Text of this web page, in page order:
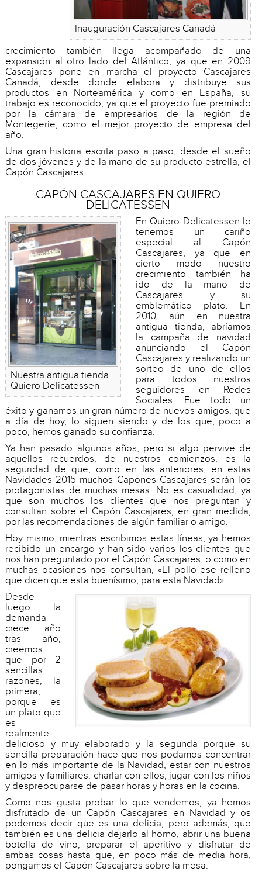
Inauguración Cascajares Canadá
crecimiento también llega acompañado de una
expansión al otro lado del Atlántico, ya que en 2009
Cascajares pone en marcha el proyecto Cascajares
Canadá, desde donde elabora y distribuye sus
productos en Norteamérica y como en España, su
trabajo es reconocido, ya que el proyecto fue premiado
por la cámara de empresarios de la región de
Montegerie, como el mejor proyecto de empresa del
año.
Una gran historia escrita paso a paso, desde el sueño
de dos jóvenes y de la mano de su producto estrella, el
Capón Cascajares.
CAPÓN CASCAJARES EN QUIERO
DELICATESSEN
Nuestra antigua tienda
Quiero Delicatessen
En Quiero Delicatessen le
tenemos un cariño
especial al Capón
Cascajares, ya que en
cierto modo nuestro
crecimiento también ha
ido de la mano de
Cascajares y su
emblemático plato. En
2010, aún en nuestra
antigua tienda, abríamos
la campaña de navidad
anunciando el Capón
Cascajares y realizando un
sorteo de uno de ellos
para todos nuestros
seguidores en Redes
Sociales. Fue todo un
éxito y ganamos un gran número de nuevos amigos, que
a día de hoy, lo siguen siendo y de los que, poco a
poco, hemos ganado su confianza.
Ya han pasado algunos años, pero si algo pervive de
aquellos recuerdos, de nuestros comienzos, es la
seguridad de que, como en las anteriores, en estas
Navidades 2015 muchos Capones Cascajares serán los
protagonistas de muchas mesas. No es casualidad, ya
que son muchos los clientes que nos preguntan y
consultan sobre el Capón Cascajares, en gran medida,
por las recomendaciones de algún familiar o amigo.
Hoy mismo, mientras escribimos estas líneas, ya hemos
recibido un encargo y han sido varios los clientes que
nos han preguntado por el Capón Cascajares, o como en
muchas ocasiones nos consultan, «El pollo ese relleno
que dicen que esta buenísimo, para esta Navidad».
Desde
luego la
demanda
crece año
tras año,
creemos
que por 2
sencillas
razones, la
primera,
porque es
un plato que
es
realmente
delicioso y muy elaborado y la segunda porque su
sencilla preparación hace que nos podamos concentrar
en lo más importante de la Navidad, estar con nuestros
amigos y familiares, charlar con ellos, jugar con los niños
y despreocuparse de pasar horas y horas en la cocina.
Como nos gusta probar lo que vendemos, ya hemos
disfrutado de un Capón Cascajares en Navidad y os
podemos decir que es una delicia, pero además, que
también es una delicia dejarlo al horno, abrir una buena
botella de vino, preparar el aperitivo y disfrutar de
ambas cosas hasta que, en poco más de media hora,
pongamos el Capón Cascajares sobre la mesa.